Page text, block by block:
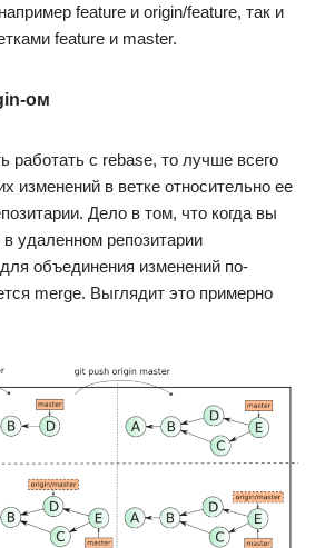
feature и origin/feature, так и
feature и master.
ом
работать с rebase, то лучше всего
изменений в ветке относительно ее
Дело в том, что когда вы
удаленном репозитарии
объединения изменений по-
merge. Выглядит это примерно